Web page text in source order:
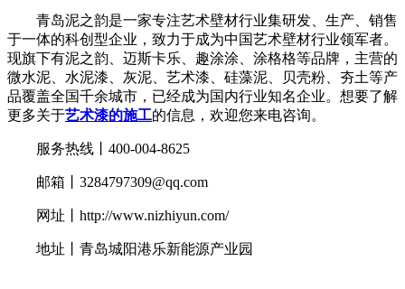
青岛泥之韵是一家专注艺术壁材行业集研发、生产、销售
于一体的科创型企业，致力于成为中国艺术壁材行业领军者。
现旗下有泥之韵、迈斯卡乐、趣涂涂、涂格格等品牌，主营的
微水泥、水泥漆、灰泥、艺术漆、硅藻泥、贝壳粉、夯土等产
品覆盖全国千余城市，已经成为国内行业知名企业。想要了解
更多关于艺术漆的施工的信息，欢迎您来电咨询。
服务热线丨400-004-8625
邮箱丨 3284797309@qq.com
网址丨 http://www.nizhiyun.com/
地址丨青岛城阳港乐新能源产业园